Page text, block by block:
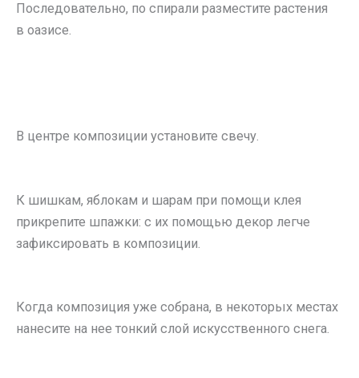
Последовательно, по спирали разместите растения
в оазисе.
В центре композиции установите свечу.
К шишкам, яблокам и шарам при помощи клея
прикрепите шпажки: с их помощью декор легче
зафиксировать в композиции.
Когда композиция уже собрана, в некоторых местах
нанесите на нее тонкий слой искусственного снега.